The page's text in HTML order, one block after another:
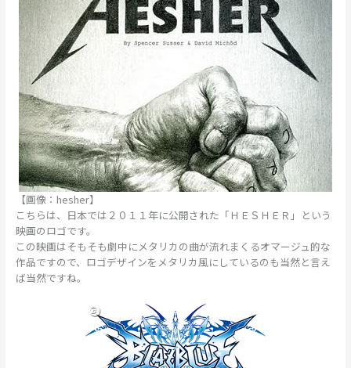
【画像：hesher】
こちらは、日本では２０１１年に公開された「ＨＥＳＨＥＲ」という
映画のロゴです。
この映画はそもそも劇中にメタリカの曲が流れまくるオマージュ的な
作品ですので、ロゴデザインをメタリカ風にしているのも当然と言え
ば当然ですね。